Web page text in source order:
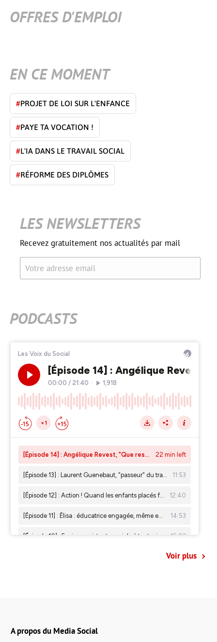
OFFRES D'EMPLOI
EN CE MOMENT
#PROJET DE LOI SUR L'ENFANCE
#PAYE TA VOCATION !
#L'IA DANS LE TRAVAIL SOCIAL
#RÉFORME DES DIPLÔMES
LES NEWSLETTERS
Recevez gratuitement nos actualités par mail
Votre adresse email
PODCASTS
Voir plus
A propos du Media Social